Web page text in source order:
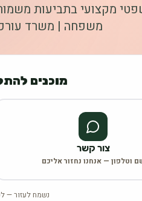
מקצועי בתביעות
משפחה | משרד
מוכנים
צור קשר
וטלפון — אנחנו נחזור אליכם
נשמח לעזור —